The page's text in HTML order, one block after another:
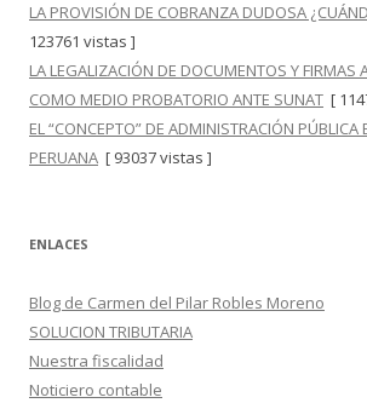
LA PROVISIÓN DE COBRANZA DUDOSA
123761 vistas ]
LA LEGALIZACIÓN DE DOCUMENTOS Y FIRMAS
COMO MEDIO PROBATORIO ANTE SUNAT [
EL “CONCEPTO” DE ADMINISTRACIÓN PÚBLICA
PERUANA [ 93037 vistas ]
ENLACES
Blog de Carmen del Pilar Robles Moreno
SOLUCION TRIBUTARIA
Nuestra fiscalidad
Noticiero contable